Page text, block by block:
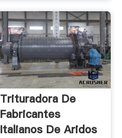
Trituradora De
Fabricantes
Italianos De Aridos